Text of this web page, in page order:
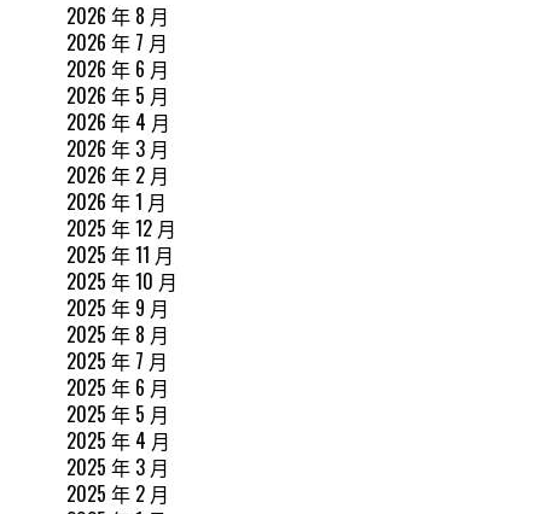
2026 年 8 月
2026 年 7 月
2026 年 6 月
2026 年 5 月
2026 年 4 月
2026 年 3 月
2026 年 2 月
2026 年 1 月
2025 年 12 月
2025 年 11 月
2025 年 10 月
2025 年 9 月
2025 年 8 月
2025 年 7 月
2025 年 6 月
2025 年 5 月
2025 年 4 月
2025 年 3 月
2025 年 2 月